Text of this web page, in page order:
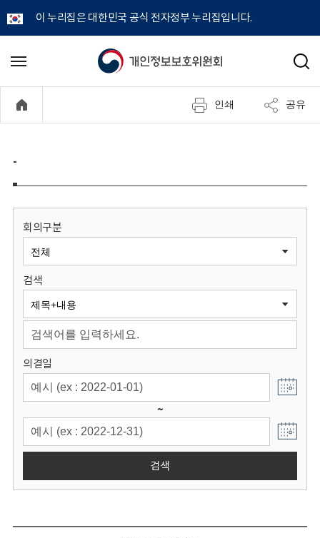
이 누리집은 대한민국 공식 전자정부 누리집입니다.
개
정
보
원
회
메
기
검
인쇄 공유
-
회의구분
검색
의결일
~
검색